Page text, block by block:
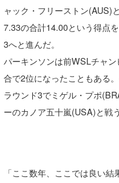
ャック・フリーストン(AUS)
7.33の合計14.00という得点
3へと進んだ。
パーキンソンは前WSLチャ
合で2位になったこともある。
ラウンド3でミゲル・プポ
ーのカノア五十嵐(USA)と戦う
「ここ数年、ここでは良い